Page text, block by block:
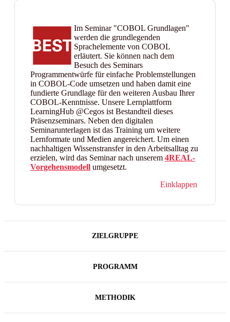
Im Seminar "COBOL Grundlagen"
werden die grundlegenden
Sprachelemente von COBOL
erläutert. Sie können nach dem
Besuch des Seminars
Programmentwürfe für einfache Problemstellungen
in COBOL-Code umsetzen und haben damit eine
fundierte Grundlage für den weiteren Ausbau Ihrer
COBOL-Kenntnisse. Unsere Lernplattform
LearningHub @Cegos ist Bestandteil dieses
Präsenzseminars. Neben den digitalen
Seminarunterlagen ist das Training um weitere
Lernformate und Medien angereichert. Um einen
nachhaltigen Wissenstransfer in den Arbeitsalltag zu
erzielen, wird das Seminar nach unserem 4REAL-
Vorgehensmodell umgesetzt.
Einklappen
ZIELGRUPPE
PROGRAMM
METHODIK